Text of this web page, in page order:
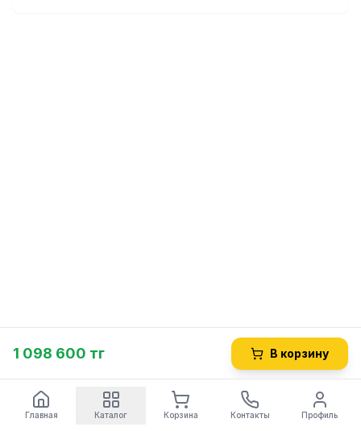
1 098 600 тг В корзину
Главная Каталог Корзина Контакты Профиль